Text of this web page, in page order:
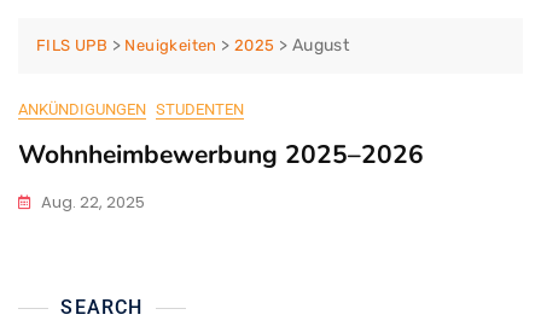
FILS UPB > Neuigkeiten >2025 > August
ANKÜNDIGUNGEN STUDENTEN
Wohnheimbewerbung 2025–2026
Aug. 22, 2025
SEARCH